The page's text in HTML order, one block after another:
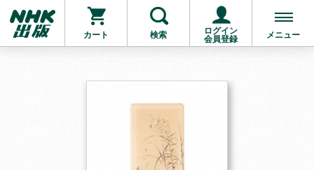
カート 検索
ログイン
会員登録
メニュー
お支払いに進む